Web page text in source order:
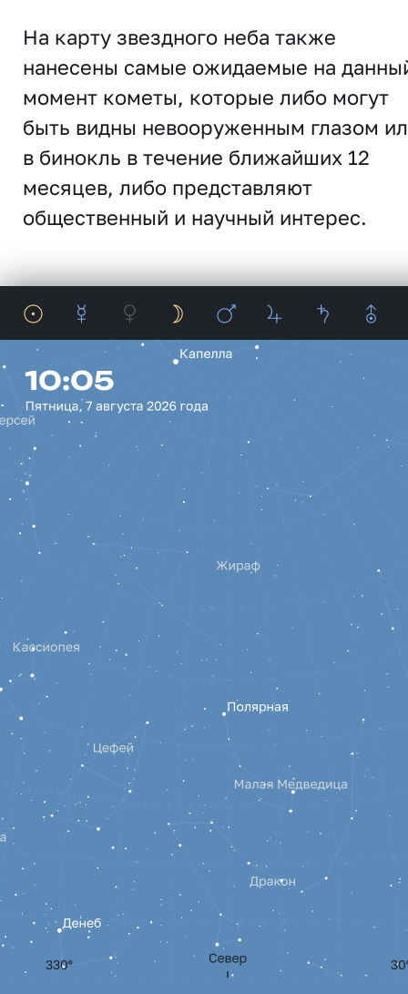
На карту звездного неба также
нанесены самые ожидаемые на
момент кометы, которые либо могут
быть видны невооруженным глазом
в бинокль в течение ближайших 12
месяцев, либо представляют
общественный и научный интерес.